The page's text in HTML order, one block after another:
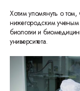
Хотим упомянуть о
нижегородским ученым
биологии и
университета.